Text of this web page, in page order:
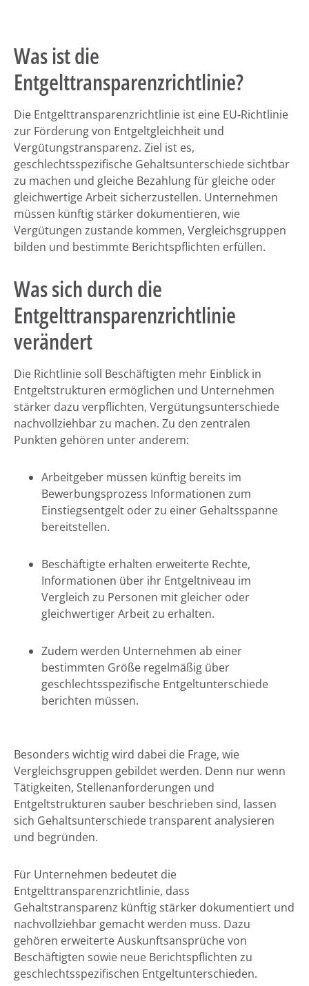
Was ist die
Entgelttransparenzrichtlinie?
Die Entgelttransparenzrichtlinie ist eine EU-Richtlinie
zur Förderung von Entgeltgleichheit und
Vergütungstransparenz. Ziel ist es,
geschlechtsspezifische Gehaltsunterschiede sichtbar
zu machen und gleiche Bezahlung für gleiche oder
gleichwertige Arbeit sicherzustellen. Unternehmen
müssen künftig stärker dokumentieren, wie
Vergütungen zustande kommen, Vergleichsgruppen
bilden und bestimmte Berichtspflichten erfüllen.
Was sich durch die
Entgelttransparenzrichtlinie
verändert
Die Richtlinie soll Beschäftigten mehr Einblick in
Entgeltstrukturen ermöglichen und Unternehmen
stärker dazu verpflichten, Vergütungsunterschiede
nachvollziehbar zu machen. Zu den zentralen
Punkten gehören unter anderem:
Arbeitgeber müssen künftig bereits im
Bewerbungsprozess Informationen zum
Einstiegsentgelt oder zu einer Gehaltsspanne
bereitstellen.
Beschäftigte erhalten erweiterte Rechte,
Informationen über ihr Entgeltniveau im
Vergleich zu Personen mit gleicher oder
gleichwertiger Arbeit zu erhalten.
Zudem werden Unternehmen ab einer
bestimmten Größe regelmäßig über
geschlechtsspezifische Entgeltunterschiede
berichten müssen.
Besonders wichtig wird dabei die Frage, wie
Vergleichsgruppen gebildet werden. Denn nur wenn
Tätigkeiten, Stellenanforderungen und
Entgeltstrukturen sauber beschrieben sind, lassen
sich Gehaltsunterschiede transparent analysieren
und begründen.
Für Unternehmen bedeutet die
Entgelttransparenzrichtlinie, dass
Gehaltstransparenz künftig stärker dokumentiert und
nachvollziehbar gemacht werden muss. Dazu
gehören erweiterte Auskunftsansprüche von
Beschäftigten sowie neue Berichtspflichten zu
geschlechtsspezifischen Entgeltunterschieden.